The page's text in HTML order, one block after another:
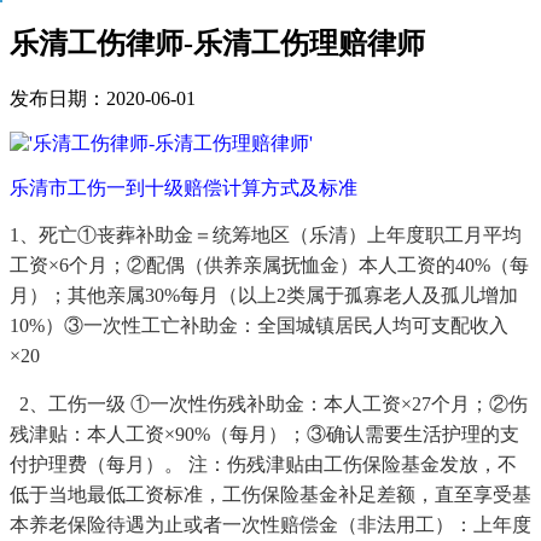
乐清工伤律师-乐清工伤理赔律师
发布日期：2020-06-01
乐清市工伤一到十级赔偿计算方式及标准
1、 死亡①丧葬补助金＝统筹地区（乐清）上年度职工月平均
工资×6个月；②配偶（供养亲属抚恤金）本人工资的40% （每
月）；其他亲属30%每月（以上2类属于孤寡老人及孤儿增加
10%）③一次性工亡补助金：全国城镇居民人均可支配收入
×20
2、工伤一级 ①一次性伤残补助金：本人工资×27个月；②伤
残津贴：本人工资×90% （每月）；③确认需要生活护理的支
付护理费（每月）。 注：伤残津贴由工伤保险基金发放，不
低于当地最低工资标准，工伤保险基金补足差额，直至享受基
本养老保险待遇为止或者一次性赔偿金（非法用工）：上年度